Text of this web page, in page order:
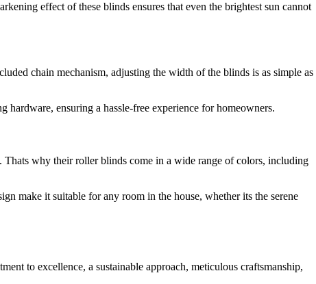
effect of these blinds ensures that even the brightest sun cannot
chain mechanism, adjusting the width of the blinds is as simple as
ensuring a hassle-free experience for homeowners.
why their roller blinds come in a wide range of colors, including
make it suitable for any room in the house, whether its the serene
to excellence, a sustainable approach, meticulous craftsmanship,